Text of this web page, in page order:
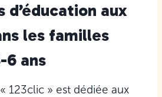
d’éducation aux
les familles
6 ans
123clic » est dédiée aux